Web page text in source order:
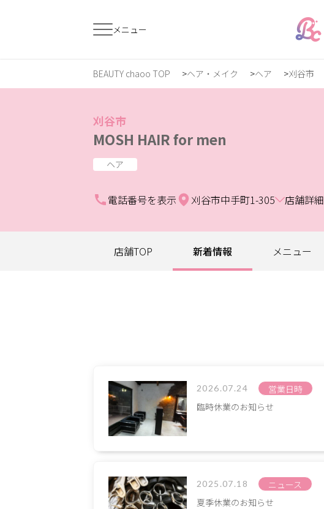
メニュー
すでに会員の方 はじめてご利用の方
ジャンルで探す
スクール・
トレーニング
メンズ
プライバシーポリシー
サイトマップ
BEAUTY chaoo TOP ヘア・メイク ヘア 刈谷市
刈谷市
MOSH HAIR for men
ヘア
電話番号を表示 刈谷市中手町1-305 店舗詳細
店舗TOP 新着情報 メニュー
2026.07.24
営業日時
臨時休業のお知らせ
2025.07.18
ニュース
夏季休業のお知らせ